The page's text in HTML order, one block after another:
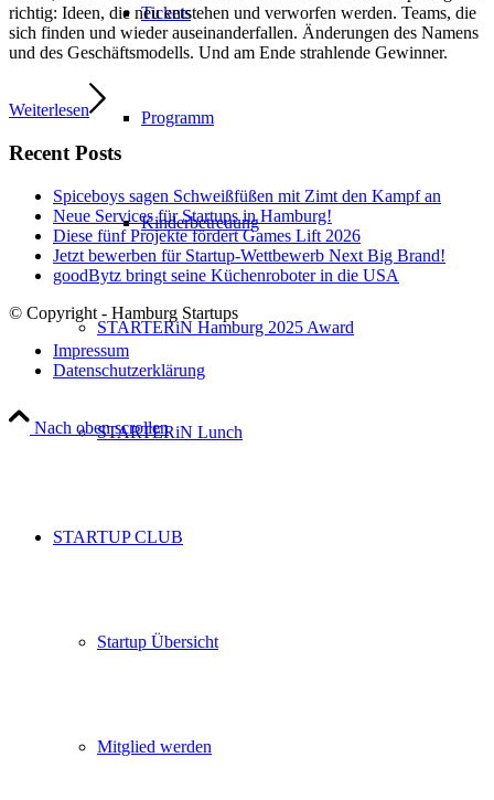
Tickets
Programm
Kinderbetreuung
STARTERiN Hamburg 2025 Award
STARTERiN Lunch
STARTUP CLUB
Startup Übersicht
Mitglied werden
richtig: Ideen, die neu entstehen und verworfen werden. Teams, die
sich finden und wieder auseinanderfallen. Änderungen des Namens
und des Geschäftsmodells. Und am Ende strahlende Gewinner.
Weiterlesen
Recent Posts
Spiceboys sagen Schweißfüßen mit Zimt den Kampf an
Neue Services für Startups in Hamburg!
Diese fünf Projekte fördert Games Lift 2026
Jetzt bewerben für Startup-Wettbewerb Next Big Brand!
goodBytz bringt seine Küchenroboter in die USA
© Copyright - Hamburg Startups
Impressum
Datenschutzerklärung
Nach oben scrollen